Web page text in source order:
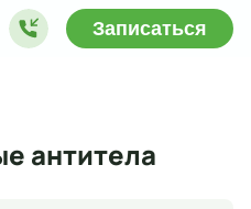
Записаться
антитела